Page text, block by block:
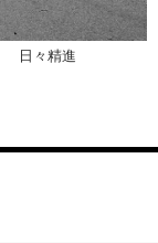
日々精進